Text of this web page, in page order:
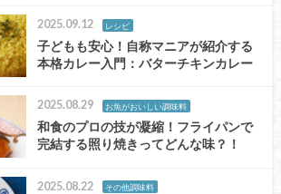
2025.09.12 レシピ
子どもも安心！自称マニアが紹介する
本格カレー入門：バターチキンカレー
2025.08.29 お魚がおいしい調味料
和食のプロの技が凝縮！フライパンで
完結する照り焼きってどんな味？！
2025.08.22 その他調味料